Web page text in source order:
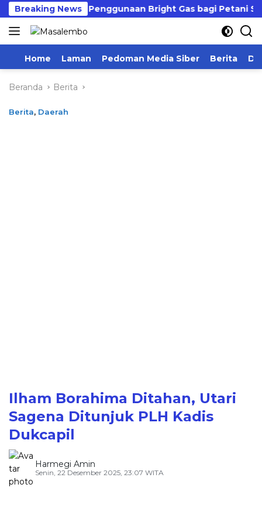
Langsung
ke
konten
Breaking News
Dorong Penggunaan Bright Gas bagi Petani Sidrap
Home Laman Pedoman Media Siber Berita
Beranda Berita
Berita, Daerah
Ilham Borahima Ditahan, Utari
Sagena Ditunjuk PLH Kadis
Dukcapil
Harmegi Amin
Senin, 22 Desember 2025, 23:07 WITA